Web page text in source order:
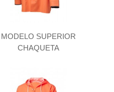
MODELO SUPERIOR
CHAQUETA